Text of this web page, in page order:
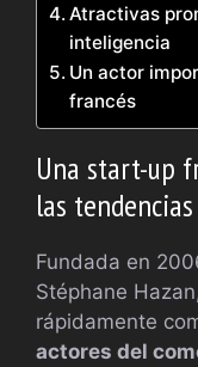
Atractivas
inteligencia
Un actor
francés
Una start-up
las tendencias
Fundada en
Stéphane
rápidamente
actores del